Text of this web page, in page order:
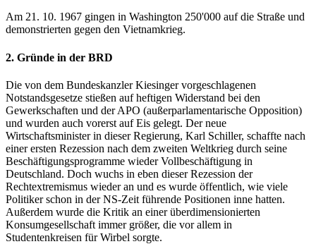
Am 21. 10. 1967 gingen in Washington 250'000 auf die Straße und
demonstrierten gegen den Vietnamkrieg.
2. Gründe in der BRD
Die von dem Bundeskanzler Kiesinger vorgeschlagenen
Notstandsgesetze stießen auf heftigen Widerstand bei den
Gewerkschaften und der APO (außerparlamentarische Opposition)
und wurden auch vorerst auf Eis gelegt. Der neue
Wirtschaftsminister in dieser Regierung, Karl Schiller, schaffte nach
einer ersten Rezession nach dem zweiten Weltkrieg durch seine
Beschäftigungsprogramme wieder Vollbeschäftigung in
Deutschland. Doch wuchs in eben dieser Rezession der
Rechtextremismus wieder an und es wurde öffentlich, wie viele
Politiker schon in der NS-Zeit führende Positionen inne hatten.
Außerdem wurde die Kritik an einer überdimensionierten
Konsumgesellschaft immer größer, die vor allem in
Studentenkreisen für Wirbel sorgte.